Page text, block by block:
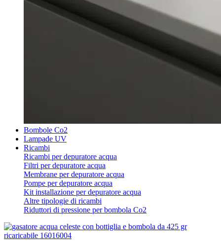
Bombole Co2
Lampade UV
Ricambi
Ricambi per depuratore acqua
Filtri per depuratore acqua
Membrane per depuratore acqua
Pompe per depuratore acqua
Kit installazione per depuratore acqua
Altre tipologie di ricambi
Riduttori di pressione per bombola Co2